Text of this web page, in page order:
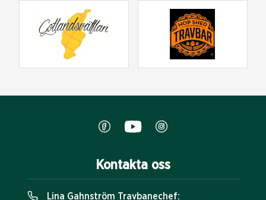
Kontakta oss
Lina Gahnström Travbanechef: